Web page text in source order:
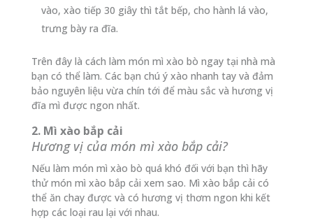
vào, xào tiếp 30 giây thì tắt bếp, cho hành lá vào,
trưng bày ra đĩa.
Trên đây là cách làm món mì xào bò ngay tại nhà mà
bạn có thể làm. Các bạn chú ý xào nhanh tay và đảm
bảo nguyên liệu vừa chín tới để màu sắc và hương vị
đĩa mì được ngon nhất.
2. Mì xào bắp cải
Hương vị của món mì xào bắp cải?
Nếu làm món mì xào bò quá khó đối với bạn thì hãy
thử món mì xào bắp cải xem sao. Mì xào bắp cải có
thể ăn chay được và có hương vị thơm ngon khi kết
hợp các loại rau lại với nhau.